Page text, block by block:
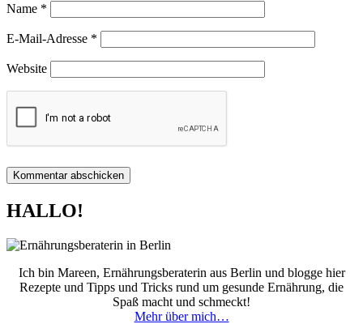
Name *
E-Mail-Adresse *
Website
HALLO!
Ich bin Mareen, Ernährungsberaterin aus Berlin und blogge hier
Rezepte und Tipps und Tricks rund um gesunde Ernährung, die
Spaß macht und schmeckt!
Mehr über mich…